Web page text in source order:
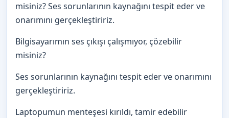
misiniz? Ses sorunlarının kaynağını tespit eder ve
onarımını gerçekleştiririz.
Bilgisayarımın ses çıkışı çalışmıyor, çözebilir
misiniz?
Ses sorunlarının kaynağını tespit eder ve onarımını
gerçekleştiririz.
Laptopumun menteşesi kırıldı, tamir edebilir